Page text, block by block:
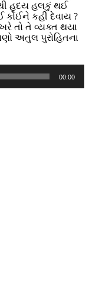
હૃદય હલકું થઈ
કોઈને કહી દેવાય ?
તો તે વ્યક્ત થયા
અતુલ પુરોહિતના
00:00